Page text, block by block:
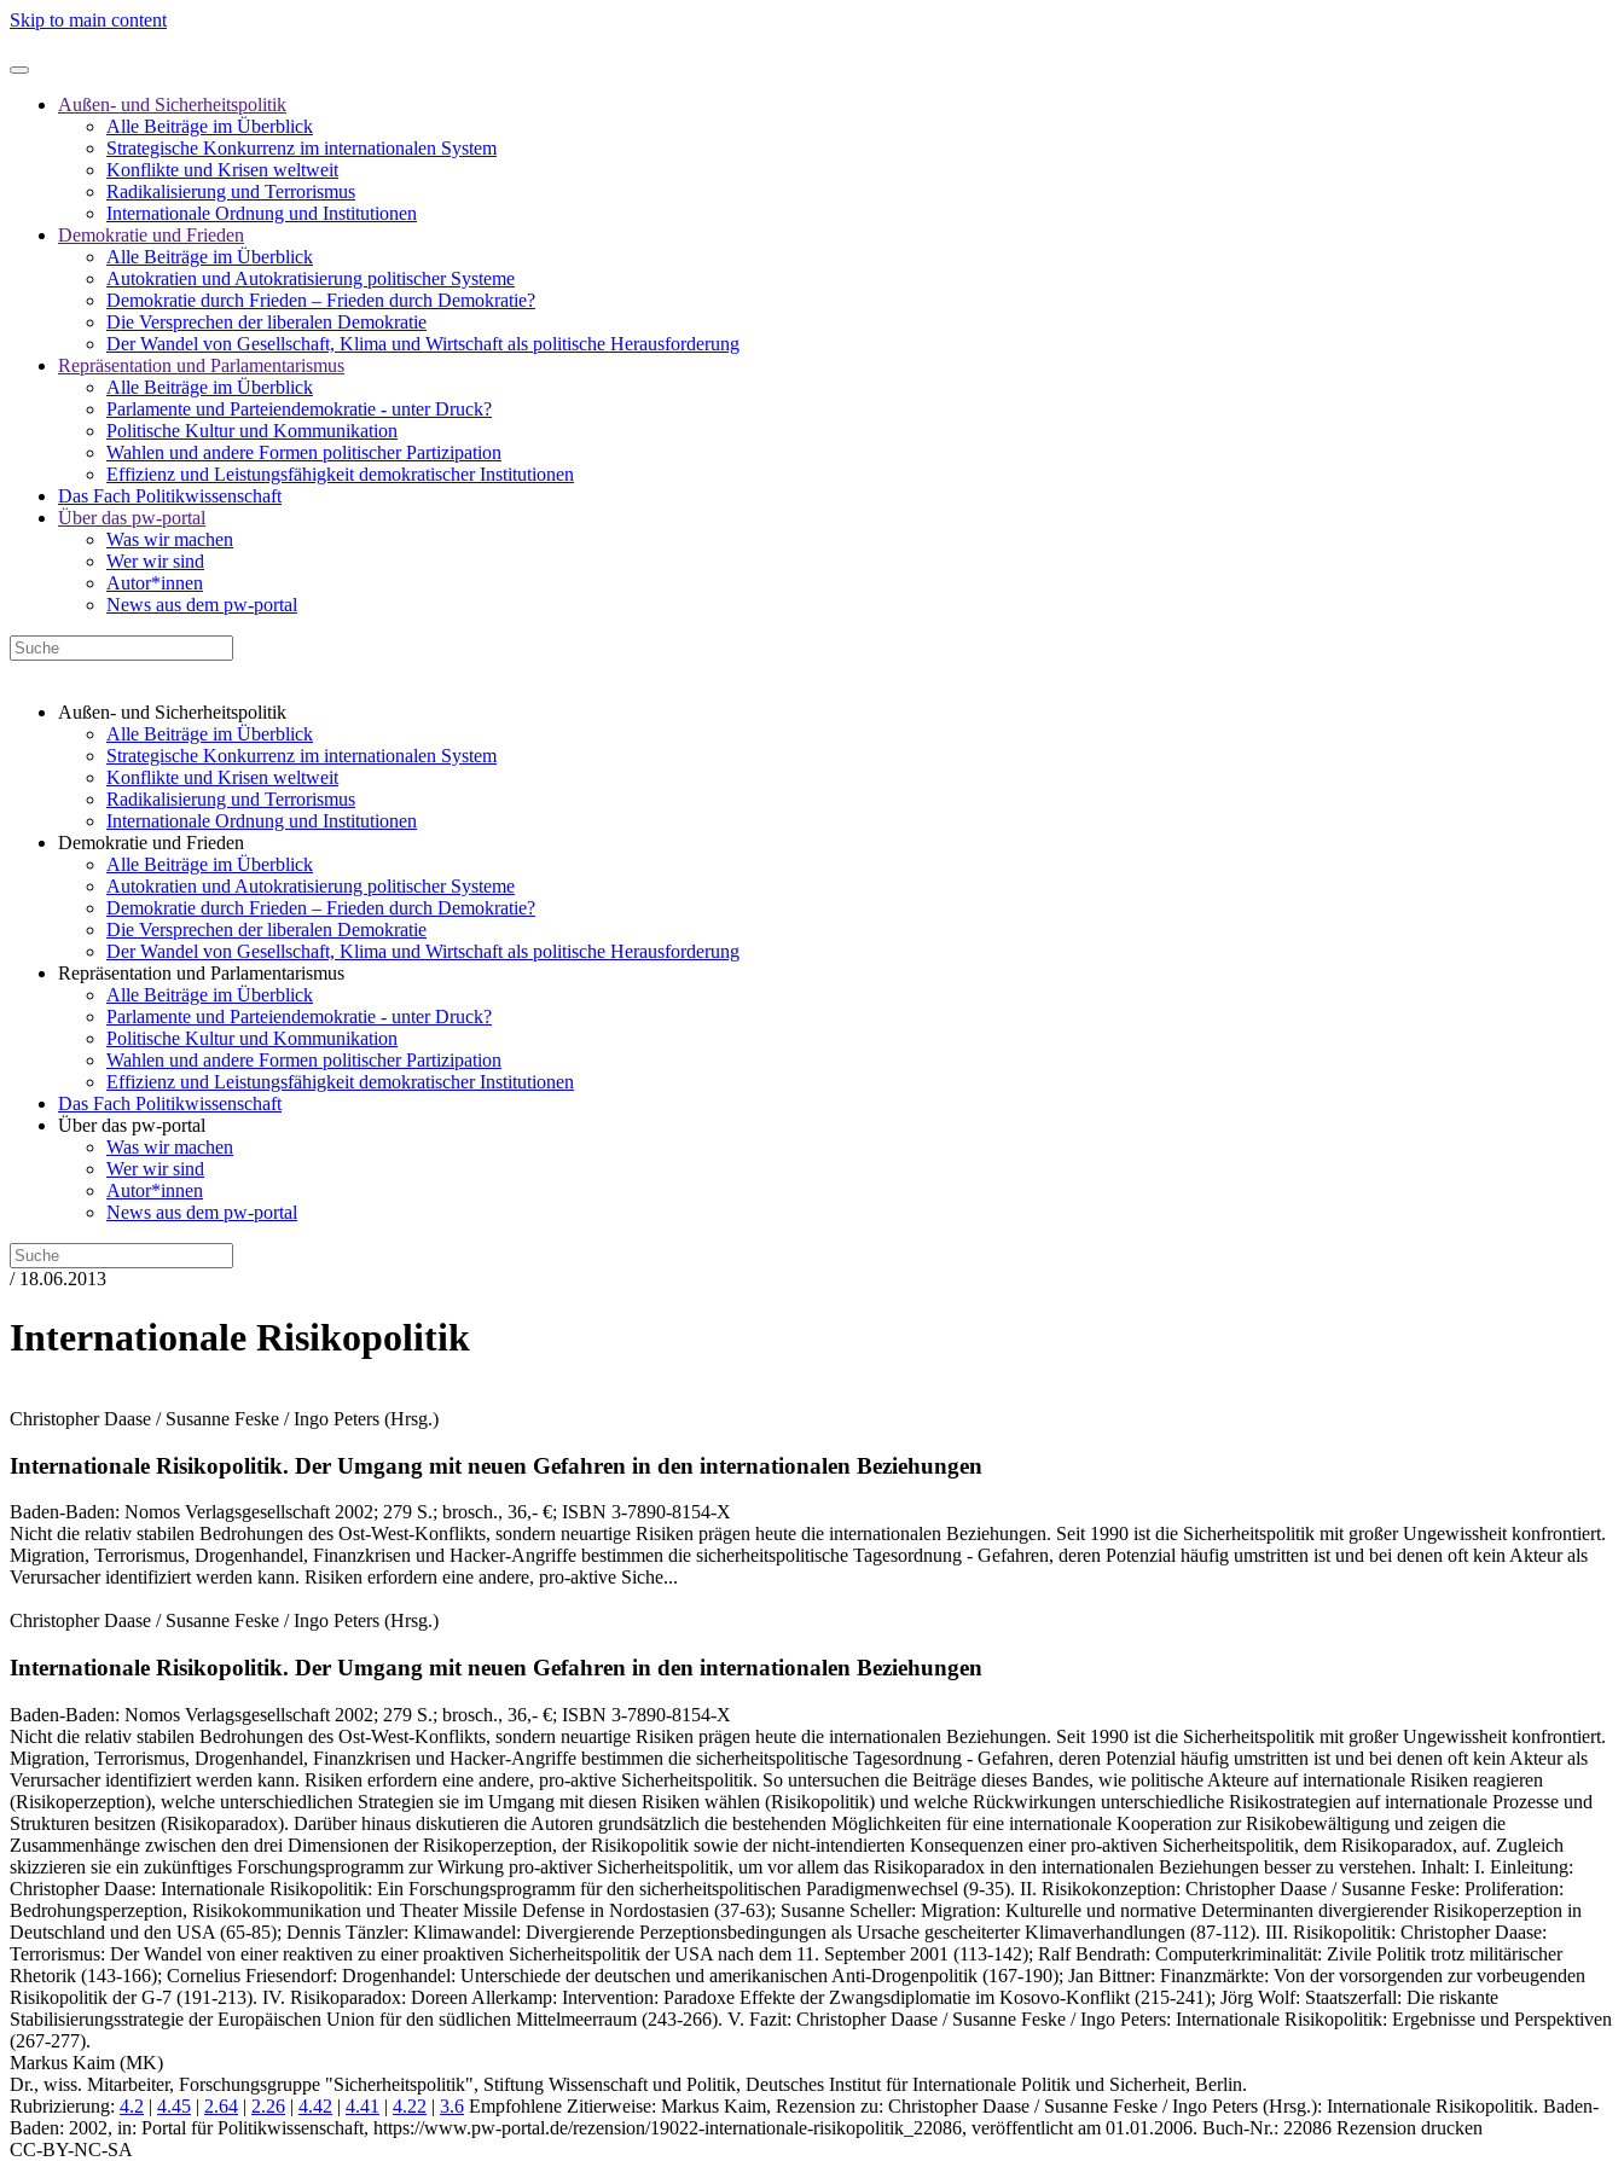
Skip to main content
Außen- und Sicherheitspolitik
Alle Beiträge im Überblick
Strategische Konkurrenz im internationalen System
Konflikte und Krisen weltweit
Radikalisierung und Terrorismus
Internationale Ordnung und Institutionen
Demokratie und Frieden
Alle Beiträge im Überblick
Autokratien und Autokratisierung politischer Systeme
Demokratie durch Frieden – Frieden durch Demokratie?
Die Versprechen der liberalen Demokratie
Der Wandel von Gesellschaft, Klima und Wirtschaft als politische Herausforderung
Repräsentation und Parlamentarismus
Alle Beiträge im Überblick
Parlamente und Parteiendemokratie - unter Druck?
Politische Kultur und Kommunikation
Wahlen und andere Formen politischer Partizipation
Effizienz und Leistungsfähigkeit demokratischer Institutionen
Das Fach Politikwissenschaft
Über das pw-portal
Was wir machen
Wer wir sind
Autor*innen
News aus dem pw-portal
Außen- und Sicherheitspolitik
Alle Beiträge im Überblick
Strategische Konkurrenz im internationalen System
Konflikte und Krisen weltweit
Radikalisierung und Terrorismus
Internationale Ordnung und Institutionen
Demokratie und Frieden
Alle Beiträge im Überblick
Autokratien und Autokratisierung politischer Systeme
Demokratie durch Frieden – Frieden durch Demokratie?
Die Versprechen der liberalen Demokratie
Der Wandel von Gesellschaft, Klima und Wirtschaft als politische Herausforderung
Repräsentation und Parlamentarismus
Alle Beiträge im Überblick
Parlamente und Parteiendemokratie - unter Druck?
Politische Kultur und Kommunikation
Wahlen und andere Formen politischer Partizipation
Effizienz und Leistungsfähigkeit demokratischer Institutionen
Das Fach Politikwissenschaft
Über das pw-portal
Was wir machen
Wer wir sind
Autor*innen
News aus dem pw-portal
/ 18.06.2013
Internationale Risikopolitik
Christopher Daase / Susanne Feske / Ingo Peters (Hrsg.)
Internationale Risikopolitik. Der Umgang mit neuen Gefahren in den internationalen Beziehungen
Baden-Baden: Nomos Verlagsgesellschaft 2002; 279 S.; brosch., 36,- €; ISBN 3-7890-8154-X
Nicht die relativ stabilen Bedrohungen des Ost-West-Konflikts, sondern neuartige Risiken prägen heute die internationalen Beziehungen. Seit 1990 ist die Sicherheitspolitik mit großer Ungewissheit konfrontiert.
Migration, Terrorismus, Drogenhandel, Finanzkrisen und Hacker-Angriffe bestimmen die sicherheitspolitische Tagesordnung - Gefahren, deren Potenzial häufig umstritten ist und bei denen oft kein Akteur als
Verursacher identifiziert werden kann. Risiken erfordern eine andere, pro-aktive Siche...
Christopher Daase / Susanne Feske / Ingo Peters (Hrsg.)
Internationale Risikopolitik. Der Umgang mit neuen Gefahren in den internationalen Beziehungen
Baden-Baden: Nomos Verlagsgesellschaft 2002; 279 S.; brosch., 36,- €; ISBN 3-7890-8154-X
Nicht die relativ stabilen Bedrohungen des Ost-West-Konflikts, sondern neuartige Risiken prägen heute die internationalen Beziehungen. Seit 1990 ist die Sicherheitspolitik mit großer Ungewissheit konfrontiert.
Migration, Terrorismus, Drogenhandel, Finanzkrisen und Hacker-Angriffe bestimmen die sicherheitspolitische Tagesordnung - Gefahren, deren Potenzial häufig umstritten ist und bei denen oft kein Akteur als
Verursacher identifiziert werden kann. Risiken erfordern eine andere, pro-aktive Sicherheitspolitik. So untersuchen die Beiträge dieses Bandes, wie politische Akteure auf internationale Risiken reagieren
(Risikoperzeption), welche unterschiedlichen Strategien sie im Umgang mit diesen Risiken wählen (Risikopolitik) und welche Rückwirkungen unterschiedliche Risikostrategien auf internationale Prozesse und
Strukturen besitzen (Risikoparadox). Darüber hinaus diskutieren die Autoren grundsätzlich die bestehenden Möglichkeiten für eine internationale Kooperation zur Risikobewältigung und zeigen die
Zusammenhänge zwischen den drei Dimensionen der Risikoperzeption, der Risikopolitik sowie der nicht-intendierten Konsequenzen einer pro-aktiven Sicherheitspolitik, dem Risikoparadox, auf. Zugleich
skizzieren sie ein zukünftiges Forschungsprogramm zur Wirkung pro-aktiver Sicherheitspolitik, um vor allem das Risikoparadox in den internationalen Beziehungen besser zu verstehen. Inhalt: I. Einleitung:
Christopher Daase: Internationale Risikopolitik: Ein Forschungsprogramm für den sicherheitspolitischen Paradigmenwechsel (9-35). II. Risikokonzeption: Christopher Daase / Susanne Feske: Proliferation:
Bedrohungsperzeption, Risikokommunikation und Theater Missile Defense in Nordostasien (37-63); Susanne Scheller: Migration: Kulturelle und normative Determinanten divergierender Risikoperzeption in
Deutschland und den USA (65-85); Dennis Tänzler: Klimawandel: Divergierende Perzeptionsbedingungen als Ursache gescheiterter Klimaverhandlungen (87-112). III. Risikopolitik: Christopher Daase:
Terrorismus: Der Wandel von einer reaktiven zu einer proaktiven Sicherheitspolitik der USA nach dem 11. September 2001 (113-142); Ralf Bendrath: Computerkriminalität: Zivile Politik trotz militärischer
Rhetorik (143-166); Cornelius Friesendorf: Drogenhandel: Unterschiede der deutschen und amerikanischen Anti-Drogenpolitik (167-190); Jan Bittner: Finanzmärkte: Von der vorsorgenden zur vorbeugenden
Risikopolitik der G-7 (191-213). IV. Risikoparadox: Doreen Allerkamp: Intervention: Paradoxe Effekte der Zwangsdiplomatie im Kosovo-Konflikt (215-241); Jörg Wolf: Staatszerfall: Die riskante
Stabilisierungsstrategie der Europäischen Union für den südlichen Mittelmeerraum (243-266). V. Fazit: Christopher Daase / Susanne Feske / Ingo Peters: Internationale Risikopolitik: Ergebnisse und Perspektiven
(267-277).
Markus Kaim (MK)
Dr., wiss. Mitarbeiter, Forschungsgruppe "Sicherheitspolitik", Stiftung Wissenschaft und Politik, Deutsches Institut für Internationale Politik und Sicherheit, Berlin.
Rubrizierung: 4.2 | 4.45 | 2.64 | 2.26 | 4.42 | 4.41 | 4.22 | 3.6 Empfohlene Zitierweise: Markus Kaim, Rezension zu: Christopher Daase / Susanne Feske / Ingo Peters (Hrsg.): Internationale Risikopolitik. Baden-
Baden: 2002, in: Portal für Politikwissenschaft, https://www.pw-portal.de/rezension/19022-internationale-risikopolitik_22086, veröffentlicht am 01.01.2006. Buch-Nr.: 22086 Rezension drucken
CC-BY-NC-SA